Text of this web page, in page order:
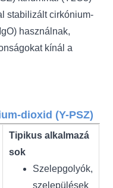
stabilizált cirkónium-
használnak,
kínál a
dioxid (Y-PSZ)
Tipikus alkalmazá
sok
Szelepgolyók,
szelepülések